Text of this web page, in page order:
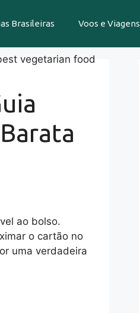
Brasileiras Voos e Viagens
ao bolso.
o cartão no
uma verdadeira